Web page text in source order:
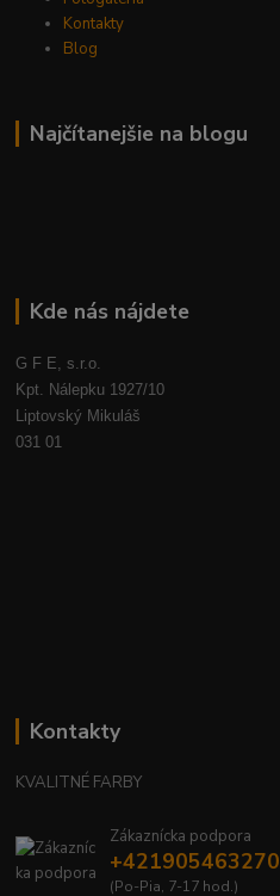
Kontakty
Blog
Najčítanejšie na blogu
Kde nás nájdete
G F E, s.r.o.
Kpt. Nálepku 1927/10
Liptovský Mikuláš
031 01
Kontakty
KVALITNÉ FARBY
Zákaznícka podpora
+421905463270
(Po-Pia, 7-17 hod.)